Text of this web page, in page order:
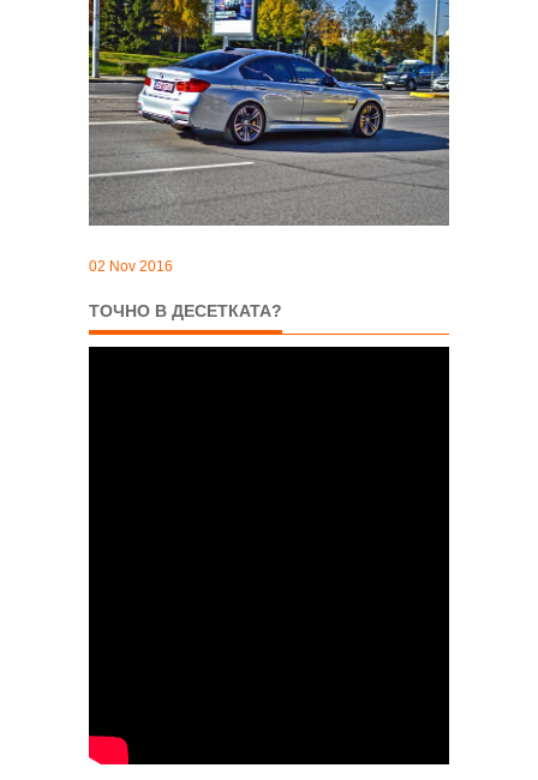
02 Nov 2016
ТОЧНО В ДЕСЕТКАТА?